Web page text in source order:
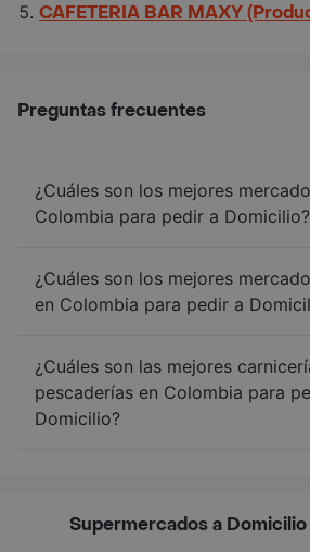
CAFETERIA BAR MAXY
Preguntas frecuentes
¿Cuáles son los mejores
Colombia para pedir a Domicilio?
¿Cuáles son los mejores
en Colombia para pedir a
¿Cuáles son las mejores
pescaderías en Colombia para
Domicilio?
Supermercados a